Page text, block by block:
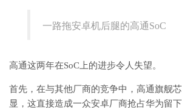
一路拖安卓机后腿的高通SoC
高通这两年在SoC上的进步令人失望。
首先，在与其他厂商的竞争中，高通旗舰
显，这直接造成一众安卓厂商抢占华为留